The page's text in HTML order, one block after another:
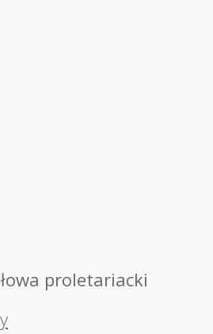
proletariacki